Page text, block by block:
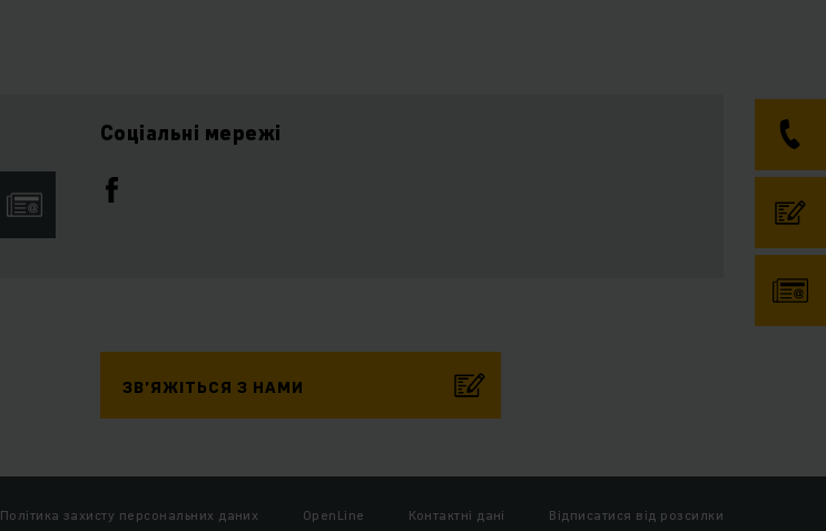
Соціальні мережі
ЗВ’ЯЖІТЬСЯ З НАМИ
Політика захисту персональних даних OpenLine Контактні дані Відписатися від розсилки